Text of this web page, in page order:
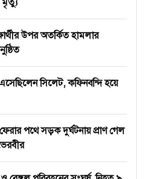
মৃত্যু
উপর অতর্কিত হামলার
সিলেট, কফিনবন্দি হয়ে
পথে সড়ক দুর্ঘটনায় প্রাণ গেল